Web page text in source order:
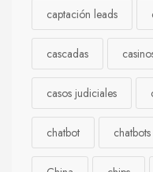
captación leads
cascadas
casos judiciales
chatbot chatbots